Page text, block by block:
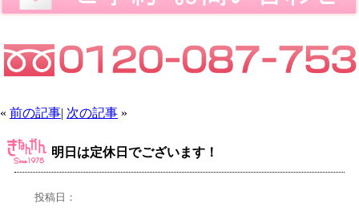
« 前の記事| 次の記事 »
明日は定休日でございます！
投稿日：